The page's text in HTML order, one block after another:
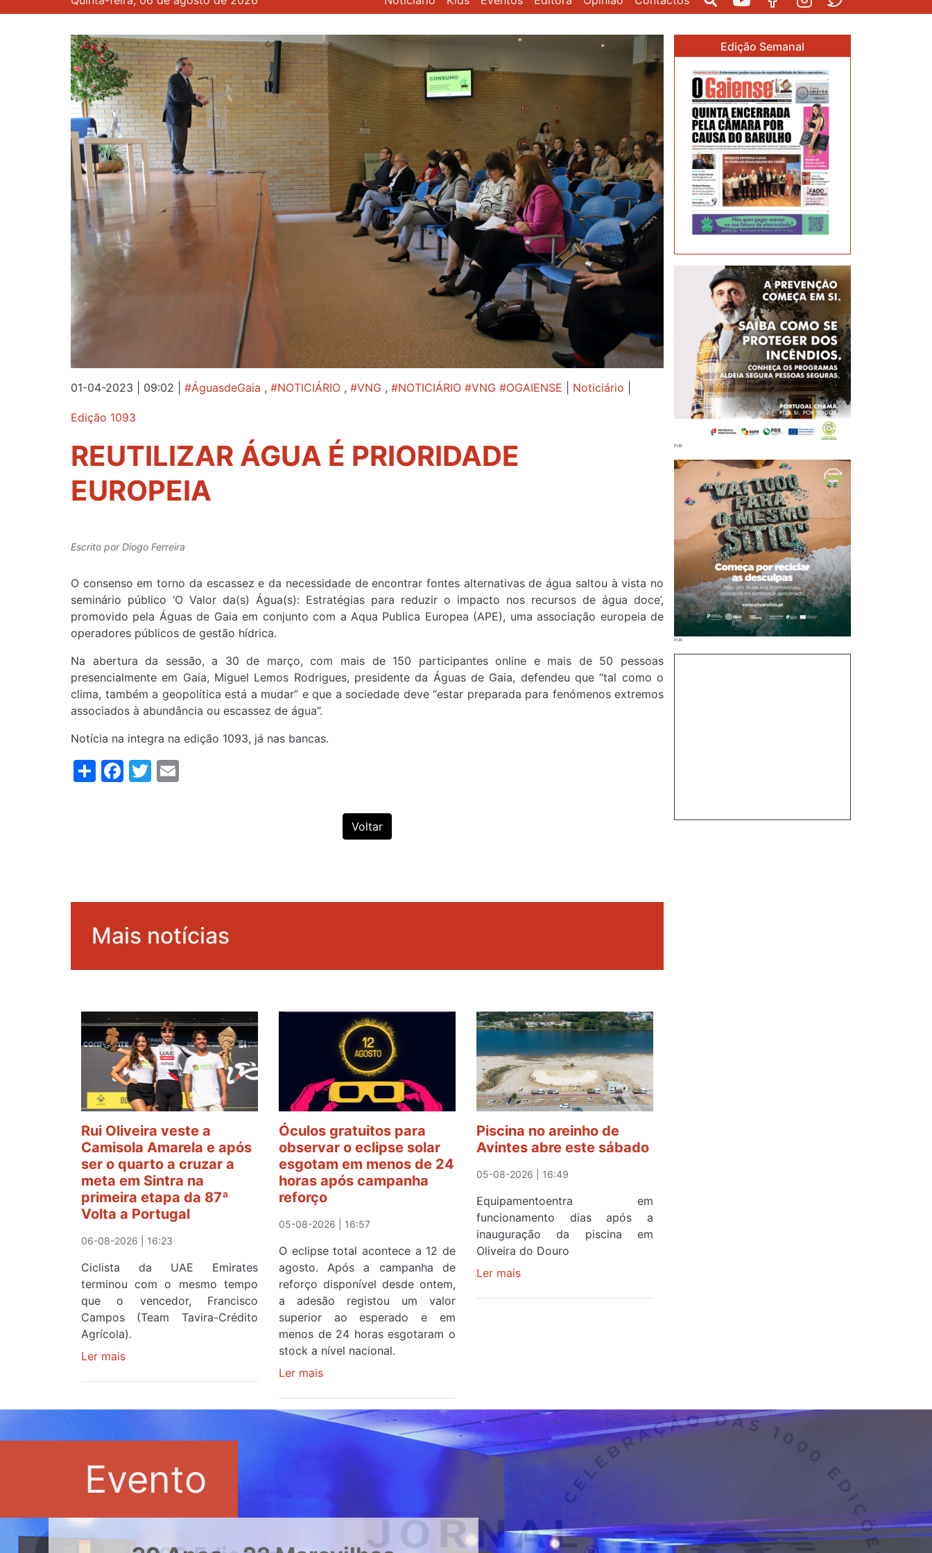
01-04-2023 | 09:02 #ÁguasdeGaia , #NOTICIÁRIO , #VNG , #NOTICIÁRIO #VNG #OGAIENSE Noticiário
Edição 1093
REUTILIZAR ÁGUA É PRIORIDADE
EUROPEIA
Escrito porDiogo Ferreira
O consenso em torno da escassez e da necessidade de encontrar fontes alternativas de água saltou à vista no
seminário público ‘O Valor da(s) Água(s): Estratégias para reduzir o impacto nos recursos de água doce’,
promovido pela Águas de Gaia em conjunto com a Aqua Publica Europea (APE), uma associação europeia de
operadores públicos de gestão hídrica.
Na abertura da sessão, a 30 de março, com mais de 150 participantes online e mais de 50 pessoas
presencialmente em Gaia, Miguel Lemos Rodrigues, presidente da Águas de Gaia, defendeu que “tal como o
clima, também a geopolítica está a mudar” e que a sociedade deve “estar preparada para fenómenos extremos
associados à abundância ou escassez de água”.
Notícia na integra na edição 1093, já nas bancas.
ShareFacebook
Twitter
Voltar
Mais notícias
Rui Oliveira veste a
Camisola Amarela e após
ser o quarto a cruzar a
meta em Sintra na
primeira etapa da 87ª
Volta a Portugal
06-08-2026 | 16:23
Ciclista da UAE Emirates
terminou com o mesmo tempo
que o vencedor, Francisco
Campos (Team Tavira-Crédito
Agrícola).
Ler mais
Camisola
e
após
o
quarto
Óculos gratuitos para
observar o eclipse solar
esgotam em menos de 24
horas após campanha
reforço
05-08-2026 | 16:57
O eclipse total acontece a 12 de
agosto. Após a campanha de
reforço disponível desde ontem,
a adesão registou um valor
superior ao esperado e em
menos de 24 horas esgotaram o
stock a nível nacional.
Ler maissobre
para
esgotam
em
Piscina no areinho de
Avintes abre este sábado
05-08-2026 | 16:49
Equipamentoentra em
funcionamento dias após a
inauguração da piscina em
Oliveira do Douro
Ler maissobre
Edição Semanal
Evento